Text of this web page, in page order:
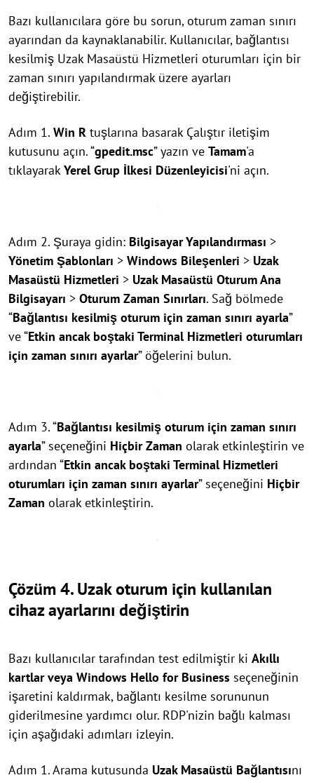
Bazı kullanıcılara göre bu sorun, oturum zaman sınırı
ayarından da kaynaklanabilir. Kullanıcılar, bağlantısı
kesilmiş Uzak Masaüstü Hizmetleri oturumları için bir
zaman sınırı yapılandırmak üzere ayarları
değiştirebilir.
Adım 1. Win R tuşlarına basarak Çalıştır iletişim
kutusunu açın. “gpedit.msc” yazın ve Tamam'a
tıklayarakYerel Grup İlkesi Düzenleyicisi'ni açın.
Adım 2. Şuraya gidin: Bilgisayar Yapılandırması >
Yönetim Şablonları > Windows Bileşenleri > Uzak
Masaüstü Hizmetleri > Uzak Masaüstü Oturum Ana
Bilgisayarı > Oturum Zaman Sınırları. Sağ bölmede
“Bağlantısı kesilmiş oturum için zaman sınırı ayarla”
ve “Etkin ancak boştaki Terminal Hizmetleri oturumları
için zaman sınırı ayarlar” öğelerini bulun.
Adım 3. “Bağlantısı kesilmiş oturum için zaman sınırı
ayarla” seçeneğini Hiçbir Zaman olarak etkinleştirin ve
ardından “Etkin ancak boştaki Terminal Hizmetleri
oturumları için zaman sınırı ayarlar” seçeneğini Hiçbir
Zaman olarak etkinleştirin.
Çözüm 4. Uzak oturum için kullanılan
cihaz ayarlarını değiştirin
Bazı kullanıcılar tarafından test edilmiştir ki Akıllı
kartlar veya Windows Hello for Business seçeneğinin
işaretini kaldırmak, bağlantı kesilme sorununun
giderilmesine yardımcı olur. RDP'nizin bağlı kalması
için aşağıdaki adımları izleyin.
Adım 1. Arama kutusunda Uzak Masaüstü Bağlantısını